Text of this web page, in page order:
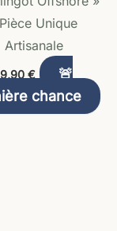
Pièce Unique
Artisanale
€
🚨
chance